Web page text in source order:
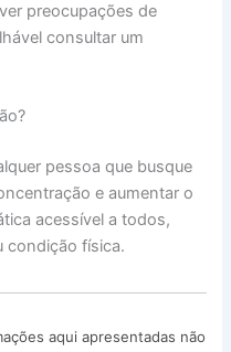
preocupações de
consultar um
pessoa que busque
e aumentar o
acessível a todos,
condição física.
aqui apresentadas não